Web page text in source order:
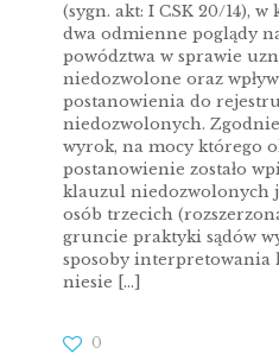
(sygn. akt: I CSK 20/14),
dwa odmienne poglądy
powództwa w sprawie
niedozwolone oraz
postanowienia do
niedozwolonych. Zgodnie
wyrok, na mocy którego
postanowienie zostało
klauzul niedozwolonych
osób trzecich
gruncie praktyki sądów
sposoby interpretowania
niesie […]
0